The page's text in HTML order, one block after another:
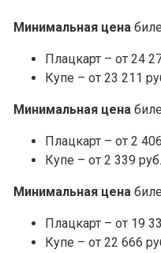
Минимальная цена
Плацкарт – от 24
Купе – от 23 211
Минимальная цена
Плацкарт – от 2
Купе – от 2 339 руб.
Минимальная цена
Плацкарт – от 19
Купе – от 22 666